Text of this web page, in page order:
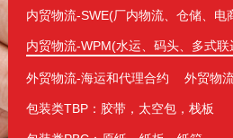
内贸物流-SWE(厂内物流、仓储、电
内贸物流-WPM(水运、码头、多式联
外贸物流-海运和代理合约 外贸物
包装类TBP：胶带，太空包，栈板